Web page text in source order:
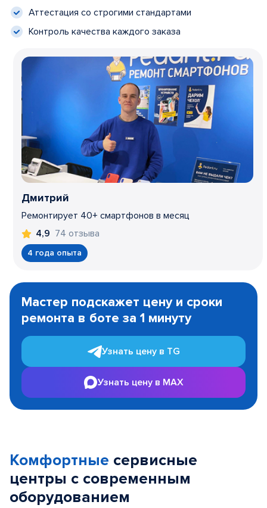
Аттестация со строгими стандартами
Контроль качества каждого заказа
Дмитрий
Ремонтирует 40+ смартфонов в месяц
4,9 74 отзыва
4 года опыта
1
Мастер подскажет цену и сроки
ремонта в боте за 1 минуту
Узнать цену в TG
Узнать цену в MAX
Комфортные сервисные
центры с современным
оборудованием